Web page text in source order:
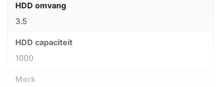
HDD omvang
3.5
HDD capaciteit
1000
Merk